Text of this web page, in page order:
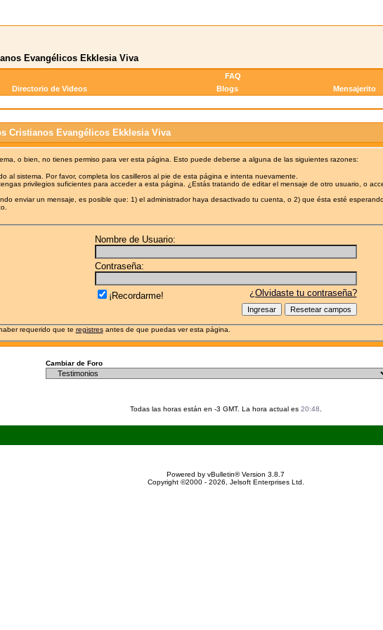
Evangélicos Ekklesia Viva
FAQ
Directorio de Videos Blogs Mensajerito
Cristianos Evangélicos Ekklesia Viva
o bien, no tienes permiso para ver esta página. Esto puede deberse a alguna de las siguientes razones:
al sistema. Por favor, completa los casilleros al pie de esta página e intenta nuevamente.
privilegios suficientes para acceder a esta página. ¿Estás tratando de editar el mensaje de otro usuario, o
enviar un mensaje, es posible que: 1) el administrador haya desactivado tu cuenta, o 2) que ésta esté
Nombre de Usuario:
Contraseña:
¿Olvidaste tu contraseña?
¡Recordarme!
requerido que te registresantes de que puedas ver esta página.
Cambiar de Foro
Todas las horas están en -3 GMT. La hora actual es 20:48
Powered by vBulletin® Version 3.8.7
Copyright ©2000 - 2026, Jelsoft Enterprises Ltd.